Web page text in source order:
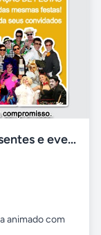
Telegrama animado - festas - presentes e eventos
animado com